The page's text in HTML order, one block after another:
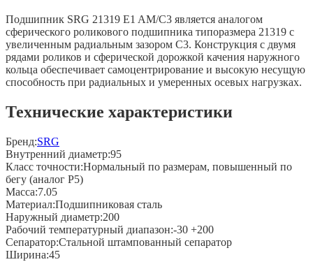
Подшипник SRG 21319 E1 AM/C3 является аналогом
сферического роликового подшипника типоразмера 21319 с
увеличенным радиальным зазором C3. Конструкция с двумя
рядами роликов и сферической дорожкой качения наружного
кольца обеспечивает самоцентрирование и высокую несущую
способность при радиальных и умеренных осевых нагрузках.
Технические характеристики
Бренд:SRG
Внутренний диаметр:95
Класс точности:Нормальный по размерам, повышенный по
бегу (аналог P5)
Масса:7.05
Материал:Подшипниковая сталь
Наружный диаметр:200
Рабочий температурный диапазон:-30 +200
Сепаратор:Стальной штампованный сепаратор
Ширина:45